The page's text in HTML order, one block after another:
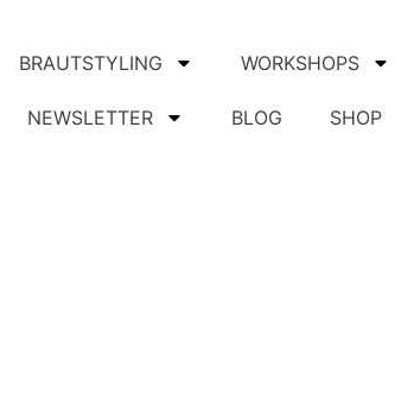
BRAUTSTYLING WORKSHOPS
NEWSLETTER BLOG SHOP